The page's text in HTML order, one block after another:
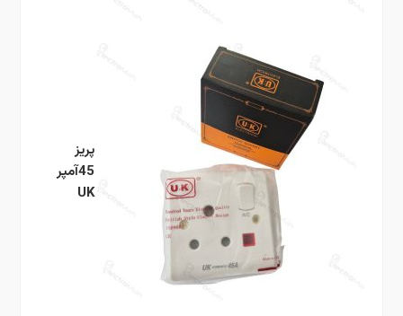
پریز
45آمپر
UK